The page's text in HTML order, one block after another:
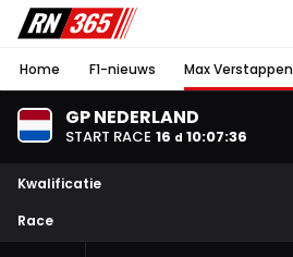
Home F1-nieuws Max Verstappen
GP NEDERLAND
START RACE 16 d 10:07:35
Kwalificatie
Race